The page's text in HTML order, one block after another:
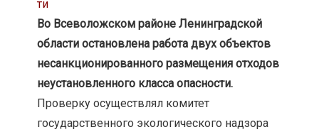
Во Всеволожском районе Ленинградской
области остановлена работа двух объектов
несанкционированного размещения отходов
неустановленного класса опасности.
Проверку осуществлял комитет
государственного экологического надзора